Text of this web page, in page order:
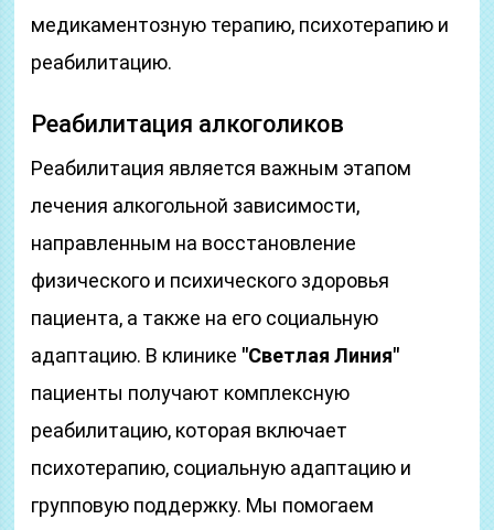
медикаментозную терапию, психотерапию и
реабилитацию.
Реабилитация алкоголиков
Реабилитация является важным этапом
лечения алкогольной зависимости,
направленным на восстановление
физического и психического здоровья
пациента, а также на его социальную
адаптацию. В клинике "Светлая Линия"
пациенты получают комплексную
реабилитацию, которая включает
психотерапию, социальную адаптацию и
групповую поддержку. Мы помогаем